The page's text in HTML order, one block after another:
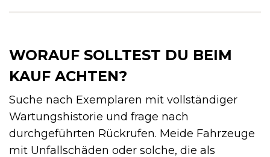
WORAUF SOLLTEST DU BEIM
KAUF ACHTEN?
Suche nach Exemplaren mit vollständiger
Wartungshistorie und frage nach
durchgeführten Rückrufen. Meide Fahrzeuge
mit Unfallschäden oder solche, die als